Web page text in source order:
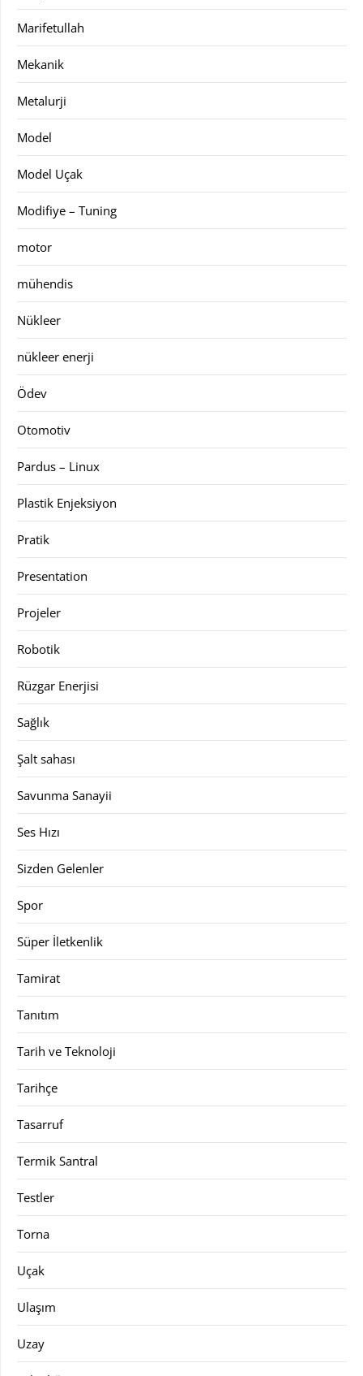
Marifetullah
Mekanik
Metalurji
Model
Model Uçak
Modifiye – Tuning
motor
mühendis
Nükleer
nükleer enerji
Ödev
Otomotiv
Pardus – Linux
Plastik Enjeksiyon
Pratik
Presentation
Projeler
Robotik
Rüzgar Enerjisi
Sağlık
Şalt sahası
Savunma Sanayii
Ses Hızı
Sizden Gelenler
Spor
Süper İletkenlik
Tamirat
Tanıtım
Tarih ve Teknoloji
Tarihçe
Tasarruf
Termik Santral
Testler
Torna
Uçak
Ulaşım
Uzay